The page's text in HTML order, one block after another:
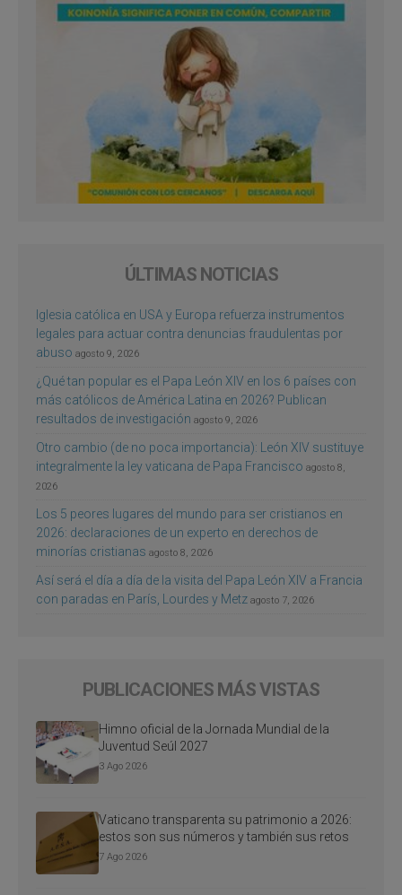
ÚLTIMAS NOTICIAS
Iglesia católica en USA y Europa refuerza instrumentos
legales para actuar contra denuncias fraudulentas por
abuso agosto 9, 2026
¿Qué tan popular es el Papa León XIV en los 6 países con
más católicos de América Latina en 2026? Publican
resultados de investigación agosto 9, 2026
Otro cambio (de no poca importancia): León XIV sustituye
integralmente la ley vaticana de Papa Francisco agosto 8,
2026
Los 5 peores lugares del mundo para ser cristianos en
2026: declaraciones de un experto en derechos de
minorías cristianas agosto 8, 2026
Así será el día a día de la visita del Papa León XIV a Francia
con paradas en París, Lourdes y Metz agosto 7, 2026
PUBLICACIONES MÁS VISTAS
Himno oficial de la Jornada Mundial de la
Juventud Seúl 2027
3 Ago 2026
Vaticano transparenta su patrimonio a 2026:
estos son sus números y también sus retos
7 Ago 2026